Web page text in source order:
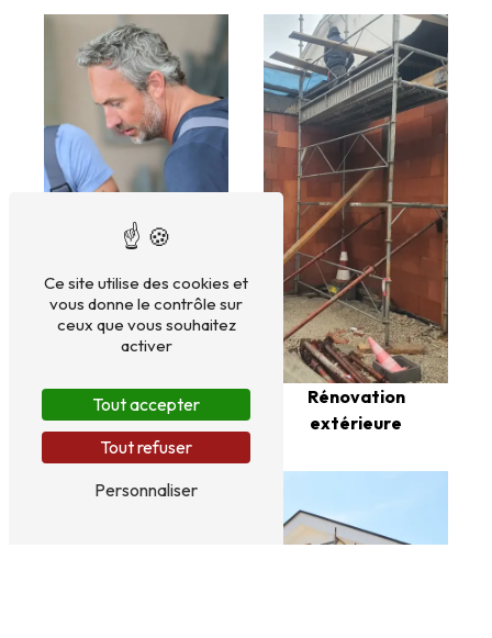
Rénovation
Rénovation
extérieure
Ce site utilise des cookies et
vous donne le contrôle sur
ceux que vous souhaitez
activer
Tout accepter
Tout refuser
Personnaliser